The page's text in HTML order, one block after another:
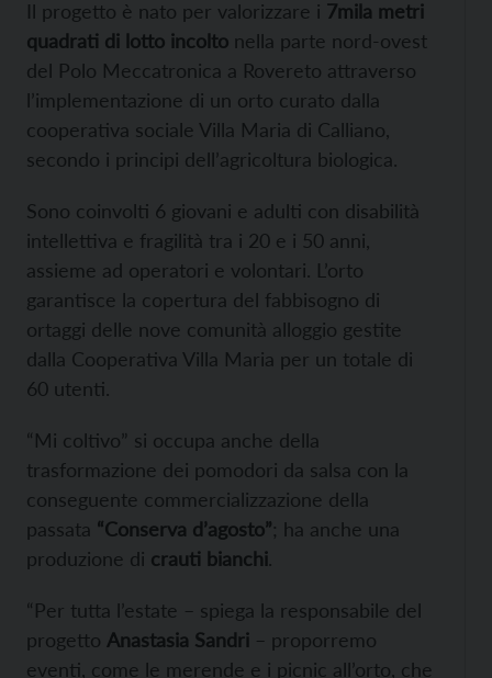
Il progetto è nato per valorizzare i 7mila metri
quadrati di lotto incolto nella parte nord-ovest
del Polo Meccatronica a Rovereto attraverso
l’implementazione di un orto curato dalla
cooperativa sociale Villa Maria di Calliano,
secondo i principi dell’agricoltura biologica.
Sono coinvolti 6 giovani e adulti con disabilità
intellettiva e fragilità tra i 20 e i 50 anni,
assieme ad operatori e volontari. L’orto
garantisce la copertura del fabbisogno di
ortaggi delle nove comunità alloggio gestite
dalla Cooperativa Villa Maria per un totale di
60 utenti.
“Mi coltivo” si occupa anche della
trasformazione dei pomodori da salsa con la
conseguente commercializzazione della
passata “Conserva d’agosto”; ha anche una
produzione di crauti bianchi.
“Per tutta l’estate – spiega la responsabile del
progetto Anastasia Sandri – proporremo
eventi, come le merende e i picnic all’orto, che